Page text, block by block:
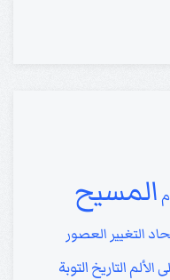
المسيح
التغيير العصور
الألم التاريخالتوبة